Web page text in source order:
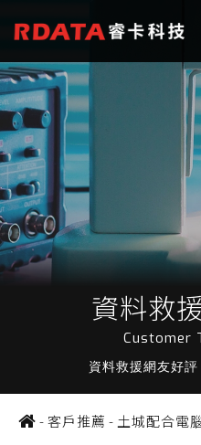
資料救
Customer
資料救援網友好
-客戶推薦 - 土城配合電